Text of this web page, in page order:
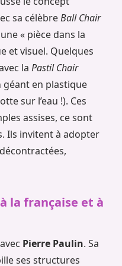
sa célèbreBall Chair
« pièce dans la
et visuel. Quelques
la Pastil Chair
géant en plastique
sur l’eau !). Ces
assises, ce sont
Ils invitent à adopter
la française et à
Pierre Paulin. Sa
ses structures